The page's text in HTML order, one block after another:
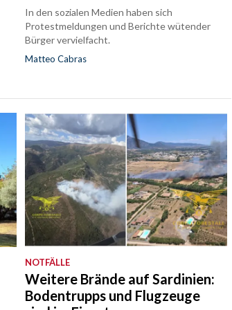
In den sozialen Medien haben sich
Protestmeldungen und Berichte wütender
Bürger vervielfacht.
Matteo Cabras
NOTFÄLLE
Weitere Brände auf Sardinien:
Bodentrupps und Flugzeuge